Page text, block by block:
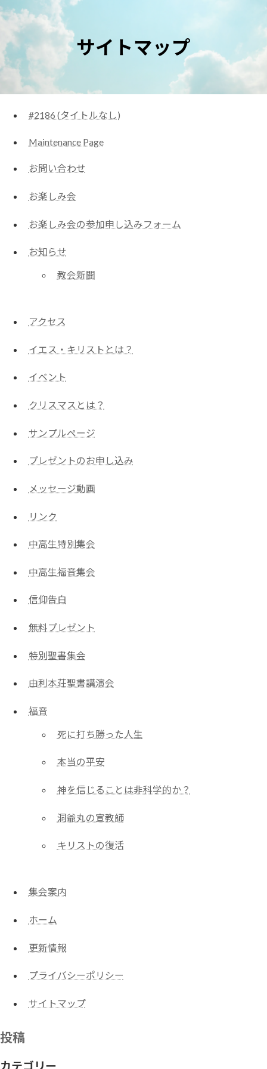
コ
ン
ン
ツ
へ
ナ
ビ
ー
シ
ョ
サイトマップ
#2186 (タイトルなし)
Maintenance Page
お問い合わせ
お楽しみ会
お楽しみ会の参加申し込みフォーム
お知らせ
教会新聞
アクセス
イエス・キリストとは？
イベント
クリスマスとは？
サンプルページ
プレゼントのお申し込み
メッセージ動画
リンク
中高生特別集会
中高生福音集会
信仰告白
無料プレゼント
特別聖書集会
由利本荘聖書講演会
福音
死に打ち勝った人生
本当の平安
神を信じることは非科学的か？
洞爺丸の宣教師
キリストの復活
集会案内
ホーム
更新情報
プライバシーポリシー
サイトマップ
投稿
カテゴリー